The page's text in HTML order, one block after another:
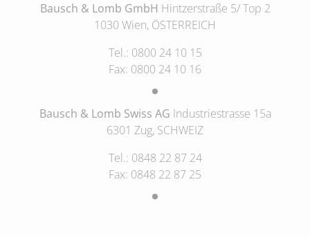
Bausch & Lomb GmbH Hintzerstraße 5/ Top 2
1030 Wien, ÖSTERREICH
Tel.: 0800 24 10 15
Fax: 0800 24 10 16
Bausch & Lomb Swiss AG Industriestrasse 15a
6301 Zug, SCHWEIZ
Tel.: 0848 22 87 24
Fax: 0848 22 87 25